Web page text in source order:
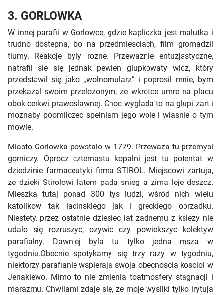
3. GORLOWKA
W innej parafii w Gorlowce, gdzie kapliczka jest malutka i
trudno dostepna, bo na przedmiesciach, film gromadzil
tlumy. Reakcje byly rozne. Przewaznie entuzjastyczne,
natrafil sie się jednak pewien glupkowaty widz, który
przedstawil się jako „wolnomularz” i poprosil mnie, bym
przekazal swoim przelozonym, ze wkrotce umre na placu
obok cerkwi prawoslawnej. Choc wyglada to na glupi zart i
moznaby poomilczec spelniam jego wole i wlasnie o tym
mowie.
Miasto Gorlowka powstalo w 1779. Przewaza tu przemysl
gorniczy. Oprocz czternastu kopalni jest tu potentat w
dziedzinie farmaceutyki firma STIROL. Miejscowi zartuja,
ze dzieki Stirolowi latem pada snieg a zima leje deszcz.
Mieszka tutaj ponad 300 tys ludzi, wśród nich wielu
katolikow tak lacinskiego jak i greckiego obrzadku.
Niestety, przez ostatnie dziesiec lat zadnemu z ksiezy nie
udalo się rozruszyc, ozywic czy powiekszyc kolektyw
parafialny. Dawniej byla tu tylko jedna msza w
tygodniu.Obecnie spotykamy się trzy razy w tygodniu,
niektorzy parafianie wspieraja swoja obecnoscia kosciol w
Jenakiewo. Mimo to nie zmienia toatmosfery stagnacji i
marazmu. Chwilami zdaje się, ze moje wysilki tylko irytuja